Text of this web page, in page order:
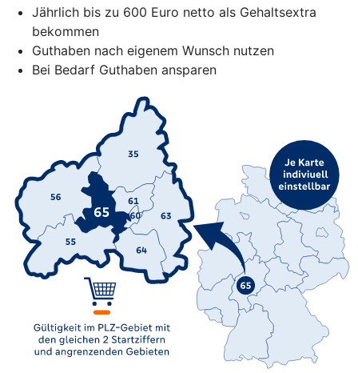
Jährlich bis zu 600 Euro netto als Gehaltsextra
bekommen
Guthaben nach eigenem Wunsch nutzen
Bei Bedarf Guthaben ansparen